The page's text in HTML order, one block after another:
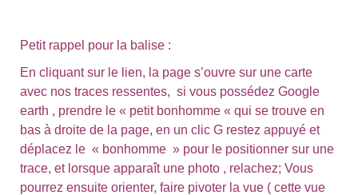
Petit rappel pour la balise :
En cliquant sur le lien, la page s’ouvre sur une carte
avec nos traces ressentes, si vous possédez Google
earth , prendre le « petit bonhomme « qui se trouve en
bas à droite de la page, en un clic G restez appuyé et
déplacez le « bonhomme » pour le positionner sur une
trace, et lorsque apparaît une photo , relachez; Vous
pourrez ensuite orienter, faire pivoter la vue ( cette vue